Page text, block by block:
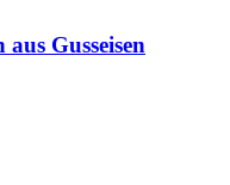
Gusseisen